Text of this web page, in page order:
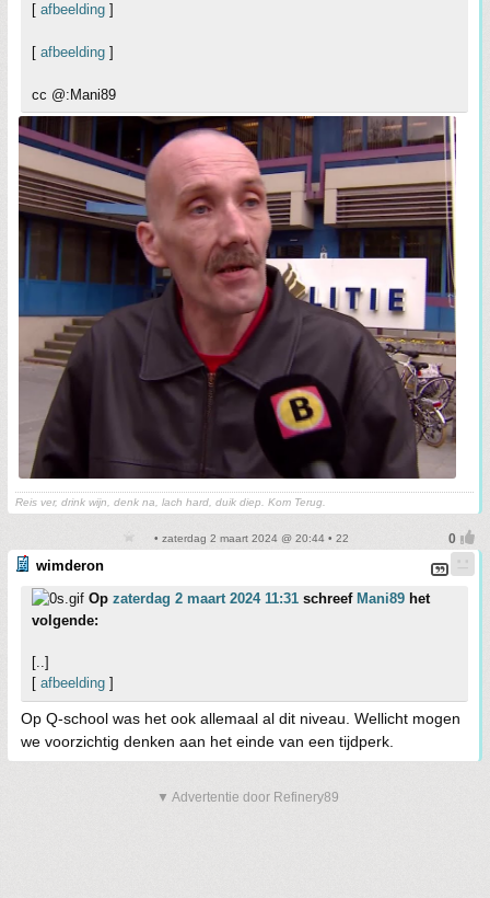
[ afbeelding ]
[ afbeelding ]
cc @:Mani89
Reis ver, drink wijn, denk na, lach hard, duik diep. Kom Terug.
• zaterdag 2 maart 2024 @ 20:44 • 22
wimderon
Op zaterdag 2 maart 2024 11:31 schreef Mani89 het
volgende:
[..]
[ afbeelding ]
Op Q-school was het ook allemaal al dit niveau. Wellicht mogen
we voorzichtig denken aan het einde van een tijdperk.
▼ Advertentie door Refinery89